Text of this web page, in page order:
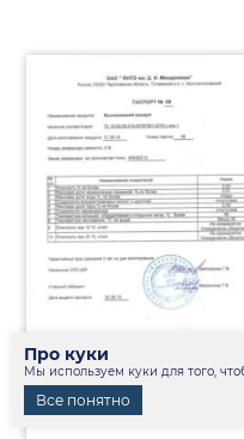
Про куки
Мы используем куки для того,
Все понятно